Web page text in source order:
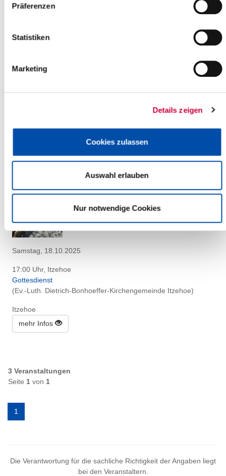
Präferenzen
Statistiken
Marketing
Details zeigen
Cookies zulassen
Auswahl erlauben
Nur notwendige Cookies
Samstag, 18.10.2025
17:00 Uhr, Itzehoe
Gottesdienst
(Ev.-Luth. Dietrich-Bonhoeffer-Kirchengemeinde Itzehoe)
Itzehoe
mehr Infos
3 Veranstaltungen
Seite 1 von 1
1
Die Verantwortung für die sachliche Richtigkeit der Angaben liegt
bei den Veranstaltern.